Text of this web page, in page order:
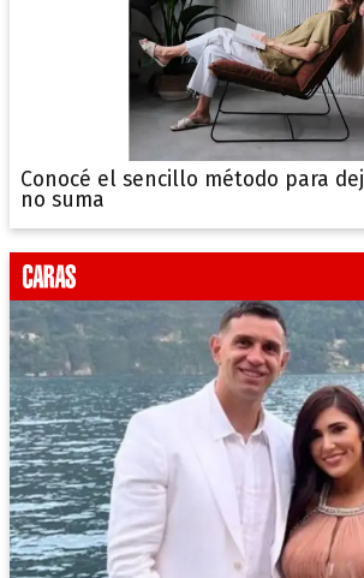
Conocé el sencillo método para
no suma